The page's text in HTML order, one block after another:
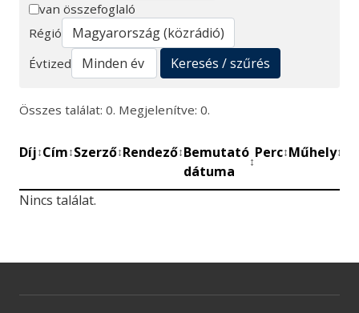
Keresés
van összefoglaló
Régió
Évtized
Keresés / szűrés
Összes találat: 0. Megjelenítve: 0.
Díj↕Cím↕Szerző↕Rendező↕Bemutató
dátuma
↕
Perc↕Műhely↕
Nincs találat.